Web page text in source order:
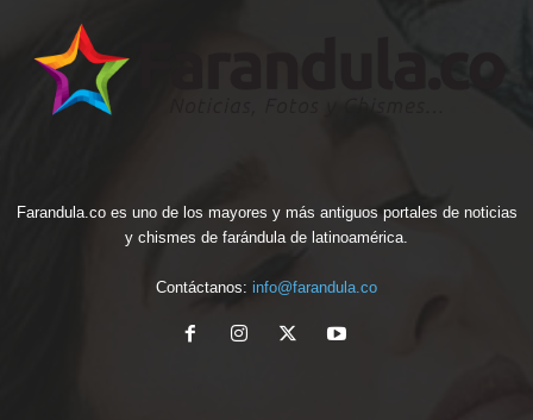
Farandula.co es uno de los mayores y más antiguos portales de noticias
y chismes de farándula de latinoamérica.
Contáctanos: info@farandula.co